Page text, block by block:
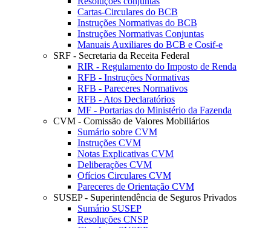
Cartas-Circulares do BCB
Instruções Normativas do BCB
Instruções Normativas Conjuntas
Manuais Auxiliares do BCB e Cosif-e
SRF - Secretaria da Receita Federal
RIR - Regulamento do Imposto de Renda
RFB - Instruções Normativas
RFB - Pareceres Normativos
RFB - Atos Declaratórios
MF - Portarias do Ministério da Fazenda
CVM - Comissão de Valores Mobiliários
Sumário sobre CVM
Instruções CVM
Notas Explicativas CVM
Deliberações CVM
Ofícios Circulares CVM
Pareceres de Orientação CVM
SUSEP - Superintendência de Seguros Privados
Sumário SUSEP
Resoluções CNSP